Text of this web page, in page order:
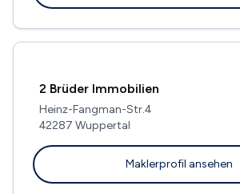
2 Brüder Immobilien
Heinz-Fangman-Str.4
42287 Wuppertal
Maklerprofil ansehen